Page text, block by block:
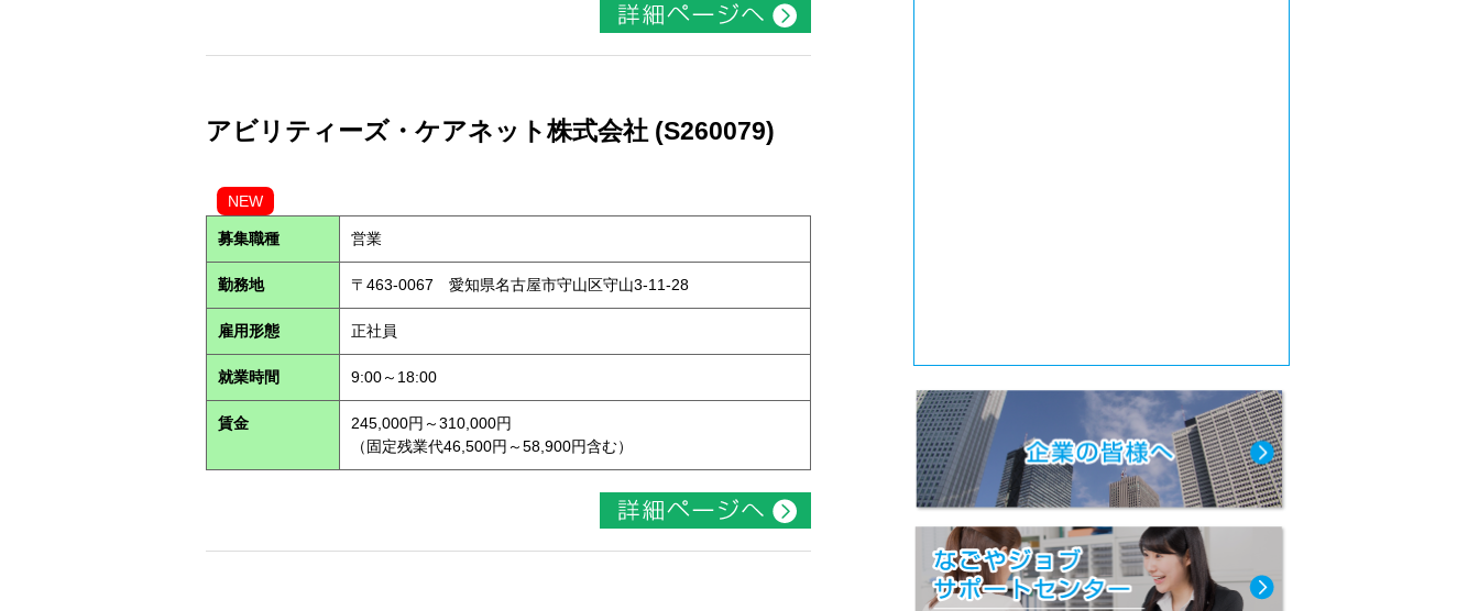
アビリティーズ・ケアネット株式会社 (S260079)
NEW
募集職種 営業
勤務地 〒463-0067 愛知県名古屋市守山区守山3-11-28
雇用形態 正社員
就業時間 9:00～18:00
賃金
245,000円～310,000円
（固定残業代46,500円～58,900円含む）